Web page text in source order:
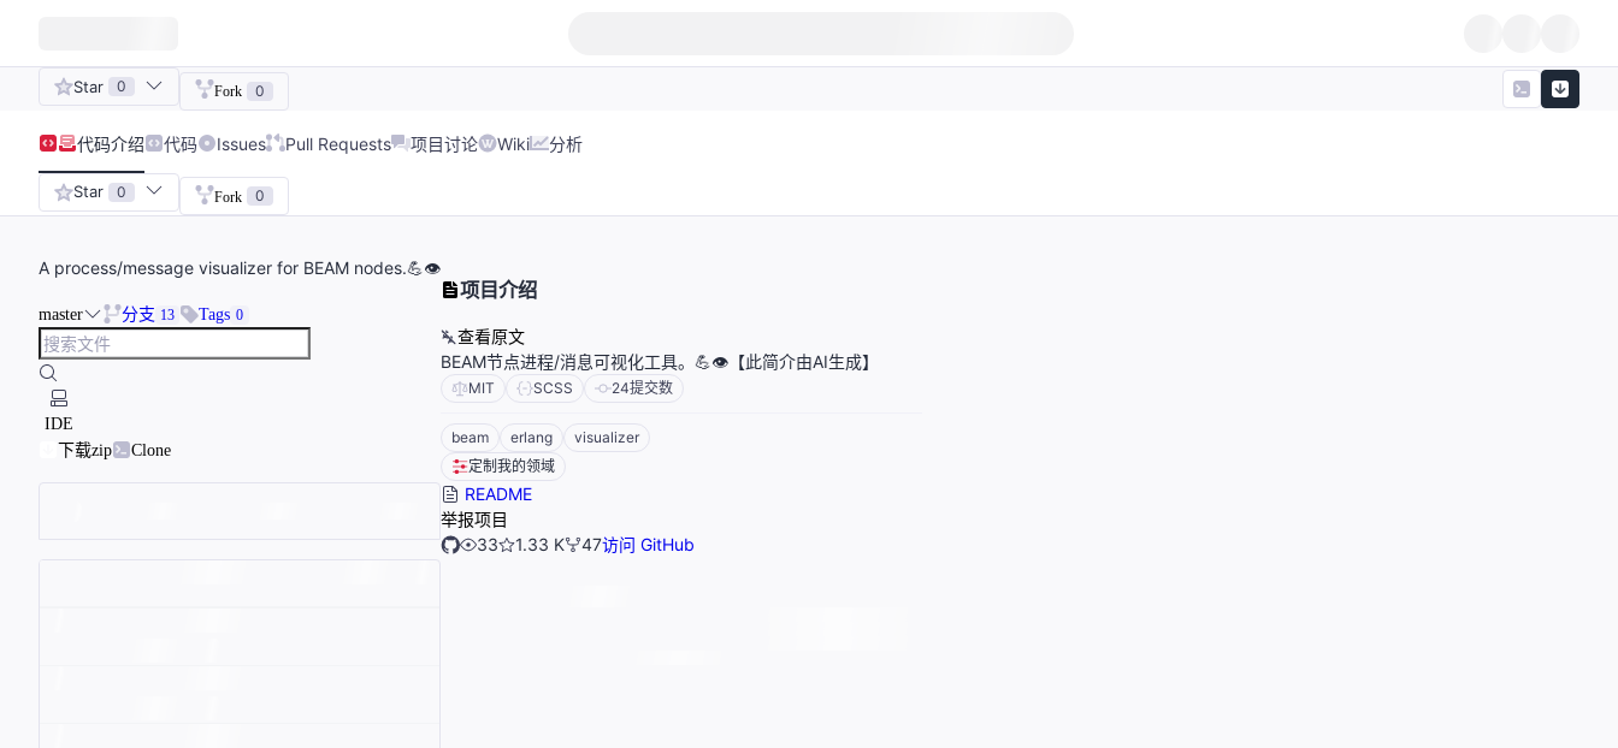
Star 0 Fork 0
代码介绍 代码 Issues Pull Requests 项目讨论 Wiki 分析
Star 0 Fork 0
A process/message visualizer for BEAM nodes.💪👁
master 分支 13 Tags 0
IDE
下载zip
Clone
项目介绍
查看原文
BEAM节点进程/消息可视化工具。💪👁【此简介由AI生成】
MIT SCSS 24提交数
beam erlang
visualizer
定制我的领域
README
举报项目
33
1.33 K 47访问 GitHub